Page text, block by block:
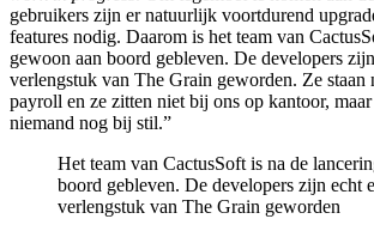
gebruikers zijn er natuurlijk voortdurend
features nodig. Daarom is het team van
gewoon aan boord gebleven. De developers
verlengstuk van The Grain geworden. Ze staan
payroll en ze zitten niet bij ons op kantoor,
niemand nog bij stil.”
Het team van CactusSoft is na de
boord gebleven. De developers zijn echt
verlengstuk van The Grain geworden